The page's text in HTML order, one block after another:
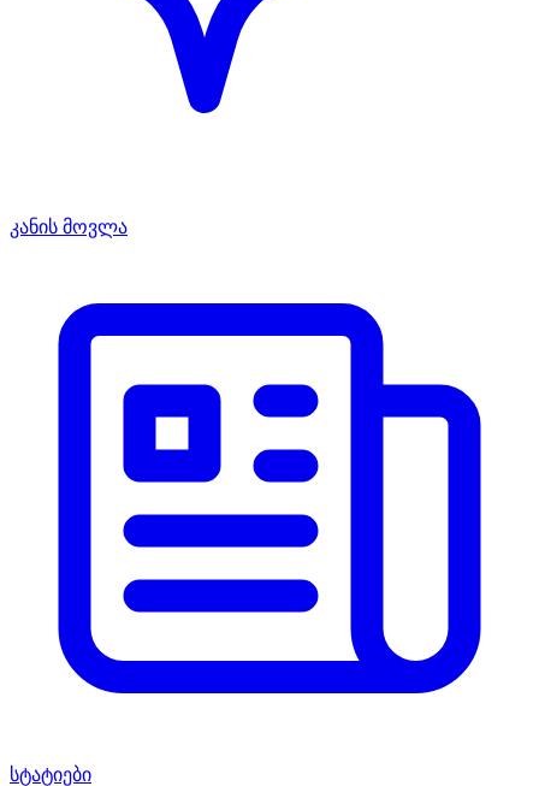
კანის მოვლა
სტატიები